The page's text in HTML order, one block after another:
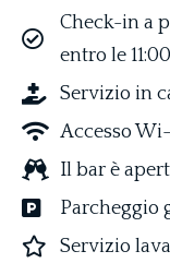
Check-in a
entro le 11:00
Servizio in
Accesso
Il bar è
Parcheggio
Servizio